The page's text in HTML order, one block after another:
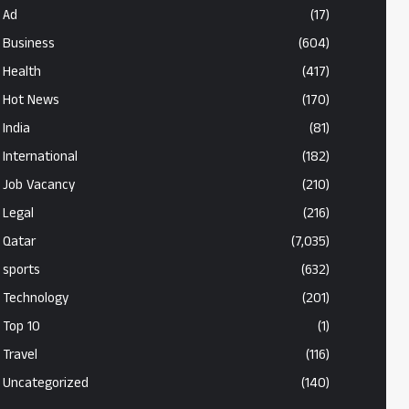
Ad
(17)
Business
(604)
Health
(417)
Hot News
(170)
India
(81)
International
(182)
Job Vacancy
(210)
Legal
(216)
Qatar
(7,035)
sports
(632)
Technology
(201)
Top 10
(1)
Travel
(116)
Uncategorized
(140)